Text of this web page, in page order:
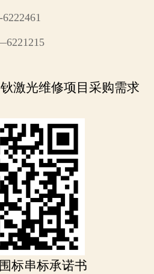
-6222461
光维修项目采购需求
串标承诺书